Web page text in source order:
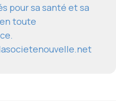
pour sa santé et sa
toute